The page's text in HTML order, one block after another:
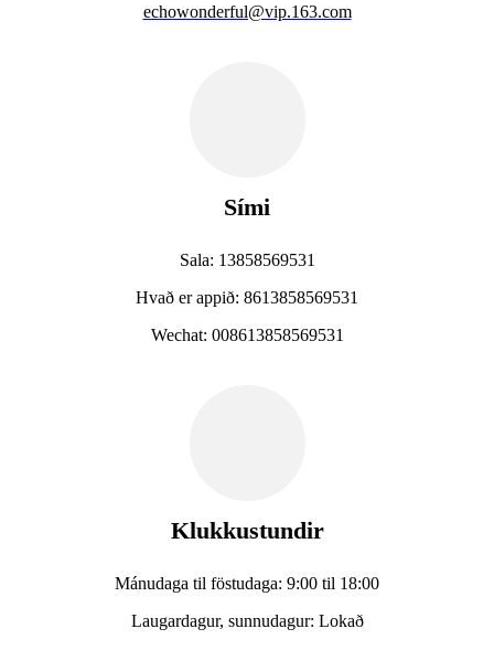
echowonderful@vip.163.com
Sími
Sala: 13858569531
Hvað er appið: 8613858569531
Wechat: 008613858569531
Klukkustundir
Mánudaga til föstudaga: 9:00 til 18:00
Laugardagur, sunnudagur: Lokað